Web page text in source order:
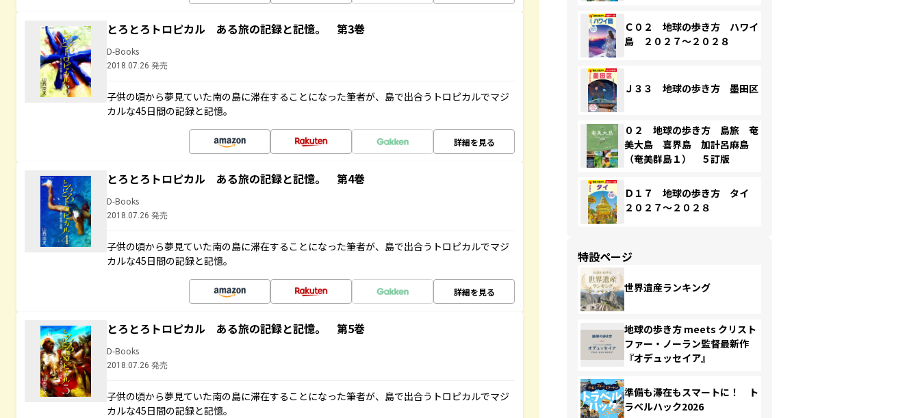
とろとろトロピカル ある旅の記録と記憶。 第3巻
D-Books
2018.07.26 発売
子供の頃から夢見ていた南の島に滞在することになった筆者が、島で出合うトロピカルでマジ
カルな45日間の記録と記憶。
詳細を見る
とろとろトロピカル ある旅の記録と記憶。 第4巻
D-Books
2018.07.26 発売
子供の頃から夢見ていた南の島に滞在することになった筆者が、島で出合うトロピカルでマジ
カルな45日間の記録と記憶。
詳細を見る
とろとろトロピカル ある旅の記録と記憶。 第5巻
D-Books
2018.07.26 発売
子供の頃から夢見ていた南の島に滞在することになった筆者が、島で出合うトロピカルでマジ
カルな45日間の記録と記憶。
Ｃ０２ 地球の歩き方 ハワイ
島 ２０２７～２０２８
Ｊ３３ 地球の歩き方 墨田区
０２ 地球の歩き方 島旅 奄
美大島 喜界島 加計呂麻島
（奄美群島１） ５訂版
Ｄ１７ 地球の歩き方 タイ
２０２７～２０２８
特設ページ
世界遺産ランキング
地球の歩き方 meets クリスト
ファー・ノーラン監督最新作
『オデュッセイア』
準備も滞在もスマートに！ ト
ラベルハック2026